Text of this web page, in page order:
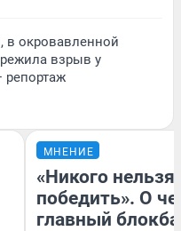
в окровавленной
взрыв у
репортаж
МНЕНИЕ
«Никого нельзя
победить». О
главный